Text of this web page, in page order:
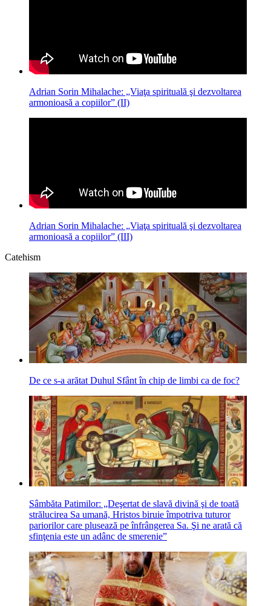
Adrian Sorin Mihalache: „Viaţa spirituală şi dezvoltarea
armonioasă a copiilor” (II)
Adrian Sorin Mihalache: „Viaţa spirituală şi dezvoltarea
armonioasă a copiilor” (III)
Catehism
De ce s-a arătat Duhul Sfânt în chip de limbi ca de foc?
Sâmbăta Patimilor: „Deşertat de slavă divină şi de toată
strălucirea Sa umană, Hristos biruie împotriva tuturor
pariorilor care plusează pe înfrângerea Sa. Şi ne arată că
sfinţenia este un adânc de smerenie”